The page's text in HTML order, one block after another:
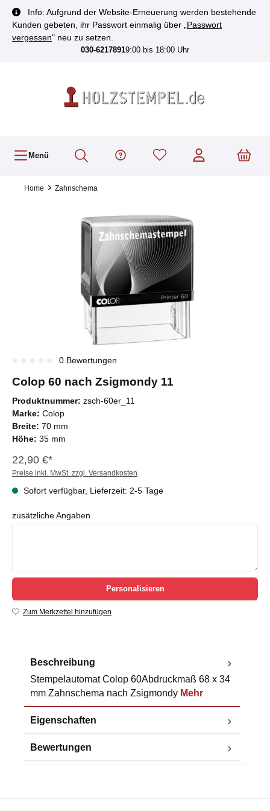
springen
Info: Aufgrund der Website-Erneuerung werden bestehende
Kunden gebeten, ihr Passwort einmalig über „ Passwort
vergessen" neu zu setzen.
030-62178919:00 bis 18:00 Uhr
Menü
Home Zahnschema
0 Bewertungen
Colop 60 nach Zsigmondy 11
Produktnummer: zsch-60er_11
Marke: Colop
Breite: 70 mm
Höhe: 35 mm
22,90 €*
Preise inkl. MwSt. zzgl. Versandkosten
Sofort verfügbar, Lieferzeit: 2-5 Tage
zusätzliche Angaben
Personalisieren
Zum Merkzettel hinzufügen
Beschreibung
Stempelautomat Colop 60Abdruckmaß 68 x 34
mm Zahnschema nach Zsigmondy Mehr
Eigenschaften
Bewertungen